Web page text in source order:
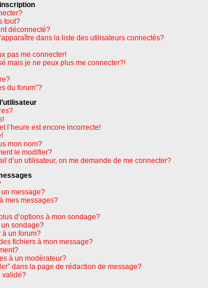
tout?
déconnecté?
dans la liste des utilisateurs connectés?
pas me connecter!
mais je ne peux plus me connecter?!
du forum”?
l’heure est encore incorrecte!
mon nom?
le modifier?
d’un utilisateur, on me demande de me connecter?
message?
mes messages?
d’options à mon sondage?
sondage?
à un forum?
fichiers à mon message?
à un modérateur?
dans la page de rédaction de message?
validé?